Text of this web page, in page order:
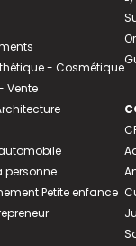
- Cosmétique
Vente
personne
Petite enfance